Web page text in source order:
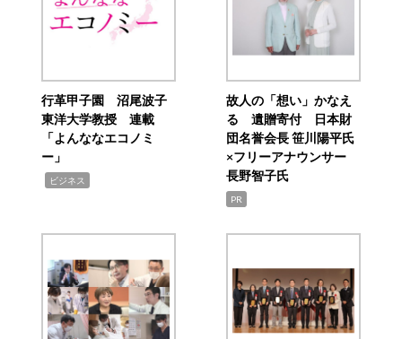
行革甲子園 沼尾波子
東洋大学教授 連載
「よんななエコノミ
ー」
ビジネス
故人の「想い」かなえ
る 遺贈寄付 日本財
団名誉会長 笹川陽平氏
×フリーアナウンサー
長野智子氏
PR